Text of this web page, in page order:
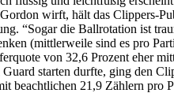
wirft, hält das Clippers-
“Sogar die Ballrotation ist
(mittlerweile sind es pro
von 32,6 Prozent eher
starten durfte, ging den
beachtlichen 21,9 Zählern